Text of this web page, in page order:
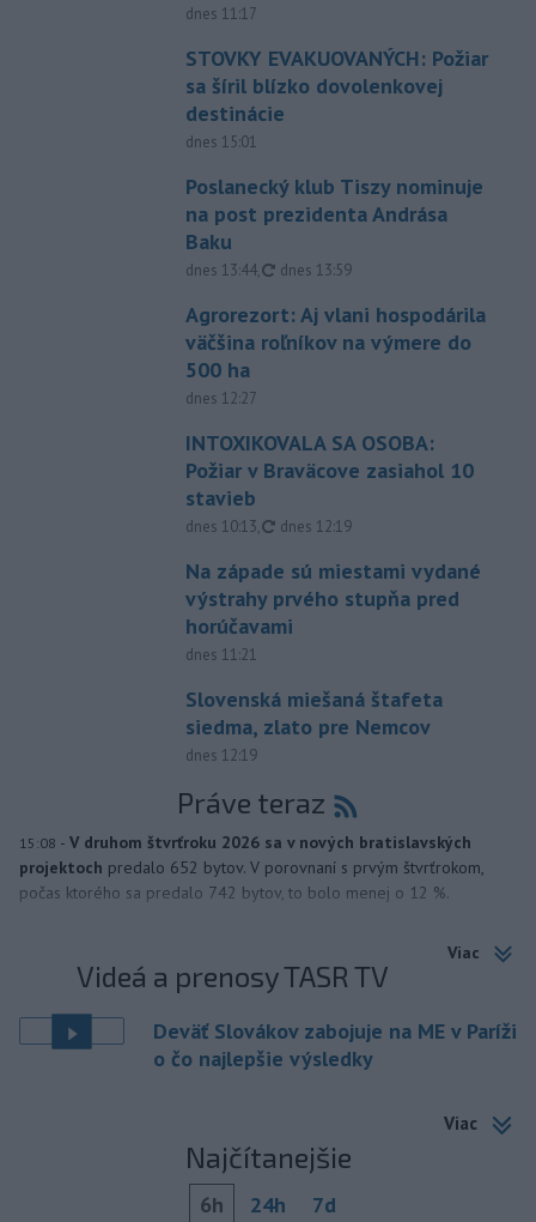
dnes 11:17
STOVKY EVAKUOVANÝCH: Požiar
sa šíril blízko dovolenkovej
destinácie
dnes 15:01
Poslanecký klub Tiszy nominuje
na post prezidenta Andrása
Baku
dnes 13:44, aktualizované
dnes 13:59
Agrorezort: Aj vlani hospodárila
väčšina roľníkov na výmere do
500 ha
dnes 12:27
INTOXIKOVALA SA OSOBA:
Požiar v Braväcove zasiahol 10
stavieb
dnes 10:13, aktualizované
dnes 12:19
Na západe sú miestami vydané
výstrahy prvého stupňa pred
horúčavami
dnes 11:21
Slovenská miešaná štafeta
siedma, zlato pre Nemcov
dnes 12:19
Práve teraz
15:08 - V druhom štvrťroku 2026 sa v nových bratislavských
projektoch predalo 652 bytov. V porovnaní s prvým štvrťrokom,
počas ktorého sa predalo 742 bytov, to bolo menej o 12 %.
Viac
Videá a prenosy TASR TV
Deväť Slovákov zabojuje na ME v Paríži
o čo najlepšie výsledky
Viac
Najčítanejšie
6h 24h 7d